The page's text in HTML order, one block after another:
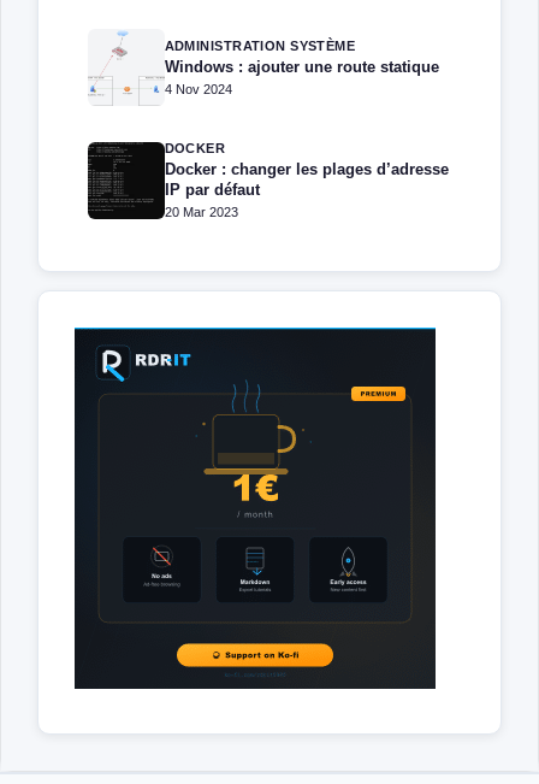
ADMINISTRATION SYSTÈME
Windows : ajouter une route statique
4 Nov 2024
DOCKER
Docker : changer les plages d’adresse
IP par défaut
20 Mar 2023